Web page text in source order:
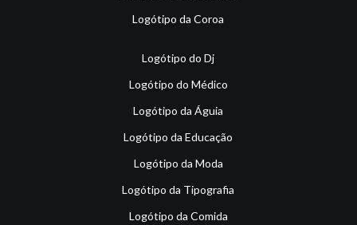
Logótipo da Coroa
Logótipo do Dj
Logótipo do Médico
Logótipo da Águia
Logótipo da Educação
Logótipo da Moda
Logótipo da Tipografia
Logótipo da Comida